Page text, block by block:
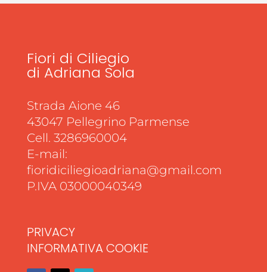
Fiori di Ciliegio
di Adriana Sola
Strada Aione 46
43047 Pellegrino Parmense
Cell. 3286960004
E-mail:
fioridiciliegioadriana@gmail.com
P.IVA 03000040349
PRIVACY
INFORMATIVA COOKIE